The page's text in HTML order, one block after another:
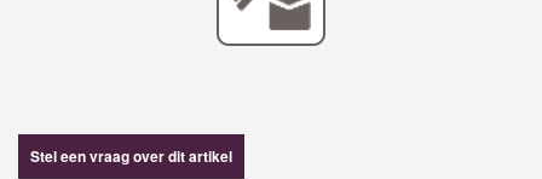
Stel een vraag over dit artikel